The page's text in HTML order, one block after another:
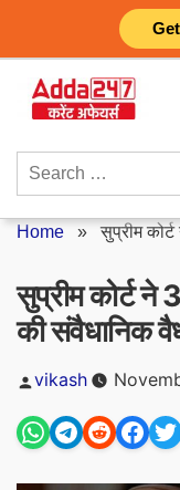
content
Search
Home »सुप्रीम
सुप्रीम कोर्ट
की संवैधानिक
Posted
vikash